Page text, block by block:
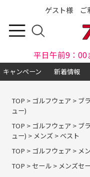
ゲスト様 ご
平日午前9：00
キャンペーン 新着情報
TOP > ゴルフウェア > ブ
ュー)
TOP > ゴルフウェア > ブ
ュー) > メンズ> ベスト
TOP > ゴルフウェア > メ
TOP > セール> メンズセ